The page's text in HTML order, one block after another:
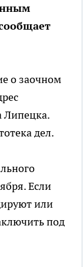
о заочном
Липецка.
дел.
Если
или
под